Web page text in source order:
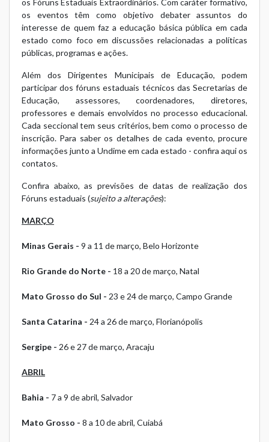
os Fóruns Estaduais Extraordinários. Com caráter formativo,
os eventos têm como objetivo debater assuntos do
interesse de quem faz a educação básica pública em cada
estado como foco em discussões relacionadas a políticas
públicas, programas e ações.
Além dos Dirigentes Municipais de Educação, podem
participar dos fóruns estaduais técnicos das Secretarias de
Educação, assessores, coordenadores, diretores,
professores e demais envolvidos no processo educacional.
Cada seccional tem seus critérios, bem como o processo de
inscrição. Para saber os detalhes de cada evento, procure
informações junto a Undime em cada estado - confira aqui os
contatos.
Confira abaixo, as previsões de datas de realização dos
Fóruns estaduais (sujeito a alterações):
MARÇO
Minas Gerais - 9 a 11 de março, Belo Horizonte
Rio Grande do Norte - 18 a 20 de março, Natal
Mato Grosso do Sul - 23 e 24 de março, Campo Grande
Santa Catarina - 24 a 26 de março, Florianópolis
Sergipe - 26 e 27 de março, Aracaju
ABRIL
Bahia - 7 a 9 de abril, Salvador
Mato Grosso - 8 a 10 de abril, Cuiabá